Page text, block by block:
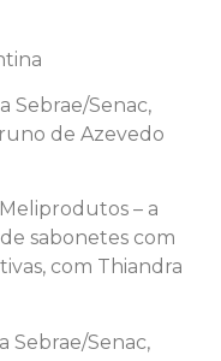
Sebrae/Senac,
de Azevedo
– a
sabonetes com
com Thiandra
Sebrae/Senac,